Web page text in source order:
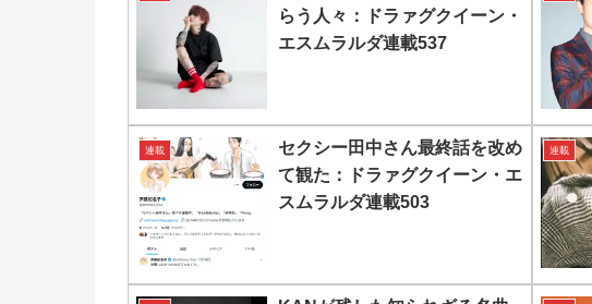
らう人々：ドラァグクイーン・
エスムラルダ連載537
連載
セクシー田中さん最終話を改め
て観た：ドラァグクイーン・エ
スムラルダ連載503
連載